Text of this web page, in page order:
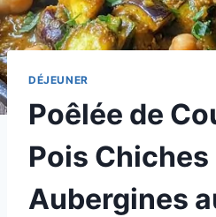
DÉJEUNER
Poêlée de
Pois Chiches
Aubergines